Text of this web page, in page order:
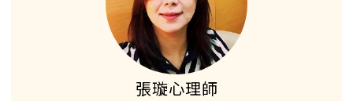
張璇心理師